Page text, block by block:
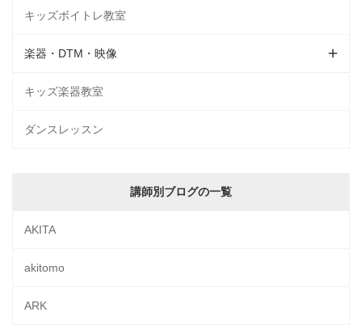
キッズボイトレ教室
楽器・DTM・映像
キッズ楽器教室
ダンスレッスン
講師別ブログの一覧
AKITA
akitomo
ARK